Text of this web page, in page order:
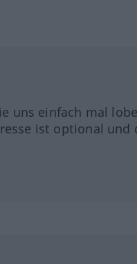
uns einfach mal
ist optional und